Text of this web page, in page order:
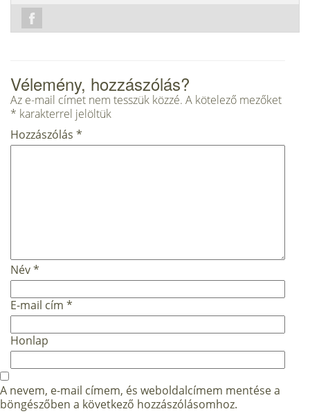
Vélemény, hozzászólás?
Az e-mail címet nem tesszük közzé. A kötelező mezőket
* karakterrel jelöltük
Hozzászólás *
Név*
E-mail cím *
Honlap
A nevem, e-mail címem, és weboldalcímem mentése a
böngészőben a következő hozzászólásomhoz.